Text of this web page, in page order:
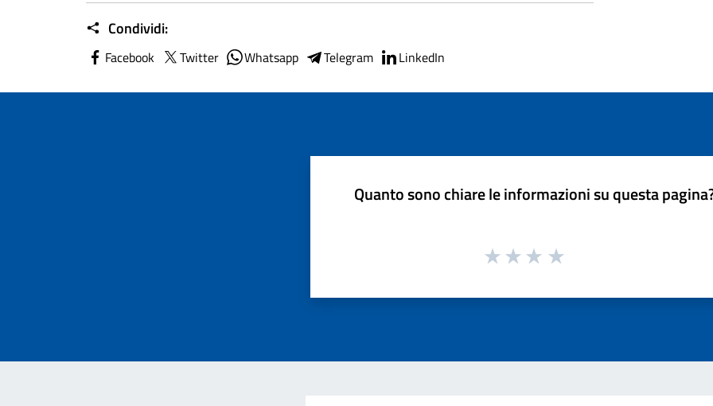
Condividi:
Facebook Twitter Whatsapp Telegram LinkedIn
Quanto sono chiare le informazioni su questa